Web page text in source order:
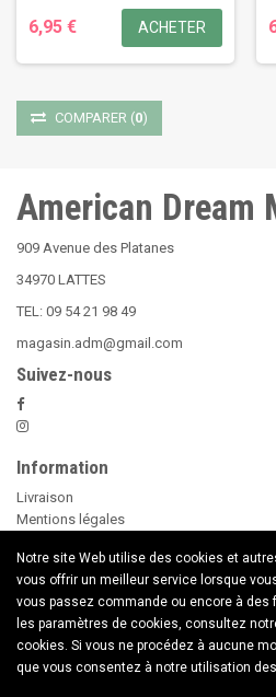
Notre site Web utilise des cookies et
vous offrir un meilleur service lorsque
vous passez commande ou encore à des
les paramètres de cookies, consultez
cookies. Si vous ne procédez à aucune
que vous consentez à notre utilisation
6,95 € ACHETER
COMPARER (0)
American Dream
909 Avenue des Platanes
34970 LATTES
TEL: 09 54 21 98 49
magasin.adm@gmail.com
Suivez-nous
Information
Livraison
Mentions légales
Paiement sécurisé
Le Beer Pong
conseils d'utilisation des Bougies
Nouveaux Produits
Contactez nous